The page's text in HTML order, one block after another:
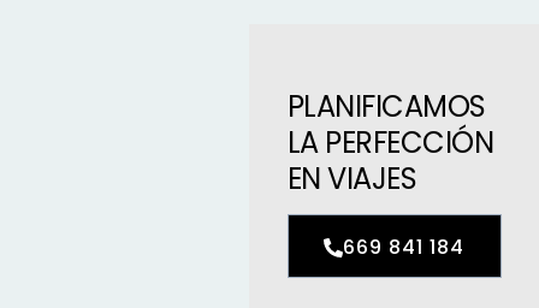
PLANIFICAMOS
LA PERFECCIÓN
EN VIAJES
669 841 184